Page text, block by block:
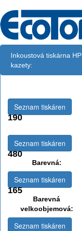
Inkoustová tiskárna HP
kazety:
190
Seznam tiskáren
480
Seznam tiskáren
Barevná:
165
Seznam tiskáren
Barevná
velkoobjemová:
Seznam tiskáren